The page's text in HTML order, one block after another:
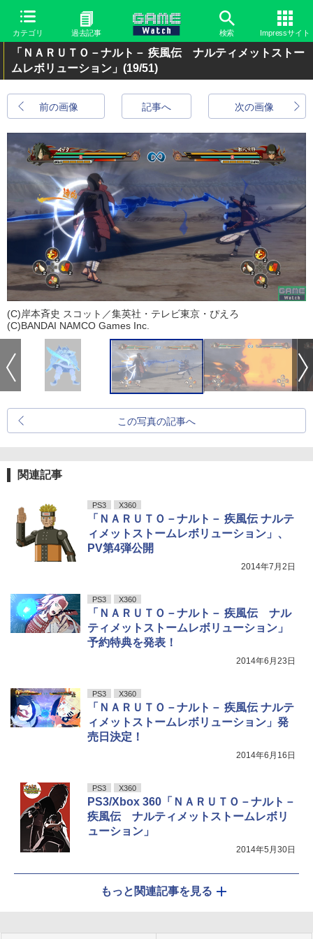
カテゴリ 過去記事 検索 Impressサイト
「ＮＡＲＵＴＯ－ナルト－ 疾風伝 ナルティメットストー
ムレボリューション」 (19/51)
前の画像 次の画像
記事へ
(C)岸本斉史 スコット／集英社・テレビ東京・ぴえろ
(C)BANDAI NAMCO Games Inc.
この写真の記事へ
関連記事
PS3 X360
「ＮＡＲＵＴＯ－ナルト－ 疾風伝 ナルテ
ィメットストームレボリューション」、
PV第4弾公開
2014年7月2日
PS3 X360
「ＮＡＲＵＴＯ－ナルト－ 疾風伝 ナル
ティメットストームレボリューション」
予約特典を発表！
2014年6月23日
PS3 X360
「ＮＡＲＵＴＯ－ナルト－ 疾風伝 ナルテ
ィメットストームレボリューション」発
売日決定！
2014年6月16日
PS3 X360
PS3/Xbox 360「ＮＡＲＵＴＯ－ナルト－
疾風伝 ナルティメットストームレボリ
ューション」
2014年5月30日
もっと関連記事を見る